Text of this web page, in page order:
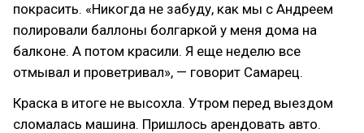
покрасить. «Никогда не забуду, как мы с Андреем
полировали баллоны болгаркой у меня дома на
балконе. А потом красили. Я еще неделю все
отмывал и проветривал», — говорит Самарец.
Краска в итоге не высохла. Утром перед выездом
сломалась машина. Пришлось арендовать авто.